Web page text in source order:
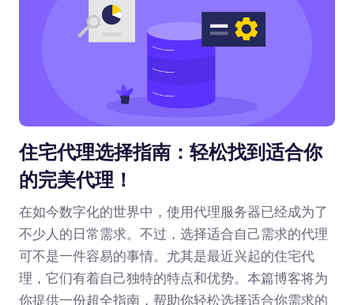
住宅代理选择指南：轻松找到适合你
的完美代理！
在如今数字化的世界中，使用代理服务器已经成为了
不少人的日常需求。不过，选择适合自己需求的代理
可不是一件容易的事情。尤其是最近兴起的住宅代
理，它们有着自己独特的特点和优势。本篇博客将为
你提供一份超全指南，帮助你轻松选择适合你需求的